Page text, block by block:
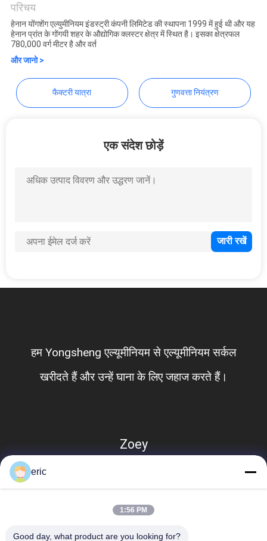
अनुरोध
करें
गोपनीयता
परिचय
हेनान योंगशेंग एल्युमीनियम इंडस्ट्री कंपनी लिमिटेड की स्थापना 1999 में हुई थी और यह
हेनान प्रांत के गोंगयी शहर के औद्योगिक क्लस्टर क्षेत्र में स्थित है। इसका क्षेत्रफल
780,000 वर्ग मीटर है और वर्त
और जानो >
फैक्टरी यात्रा गुणवत्ता नियंत्रण
एक संदेश छोड़ें
हम Yongsheng एल्यूमीनियम से एल्यूमीनियम सर्कल
खरीदते हैं और उन्हें घाना के लिए जहाज करते हैं।
Zoey
eric
1:56 PM
Good day, what product are you looking for?